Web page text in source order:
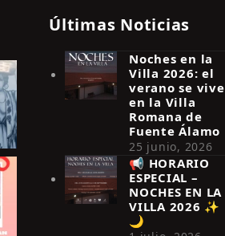
Últimas Noticias
Noches en la
Villa 2026: el
verano se vive
en la Villa
Romana de
Fuente Álamo
25 junio, 2026
📢 HORARIO
ESPECIAL –
NOCHES EN LA
VILLA 2026 ✨
🌙